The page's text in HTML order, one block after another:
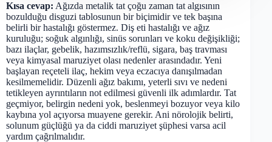
Kısa cevap: Ağızda metalik tat çoğu zaman tat algısının
bozulduğu disguzi tablosunun bir biçimidir ve tek başına
belirli bir hastalığı göstermez. Diş eti hastalığı ve ağız
kuruluğu; soğuk algınlığı, sinüs sorunları ve koku değişikliği;
bazı ilaçlar, gebelik, hazımsızlık/reflü, sigara, baş travması
veya kimyasal maruziyet olası nedenler arasındadır. Yeni
başlayan reçeteli ilaç, hekim veya eczacıya danışılmadan
kesilmemelidir. Düzenli ağız bakımı, yeterli sıvı ve nedeni
tetikleyen ayrıntıların not edilmesi güvenli ilk adımlardır. Tat
geçmiyor, belirgin nedeni yok, beslenmeyi bozuyor veya kilo
kaybına yol açıyorsa muayene gerekir. Ani nörolojik belirti,
solunum güçlüğü ya da ciddi maruziyet şüphesi varsa acil
yardım çağrılmalıdır.